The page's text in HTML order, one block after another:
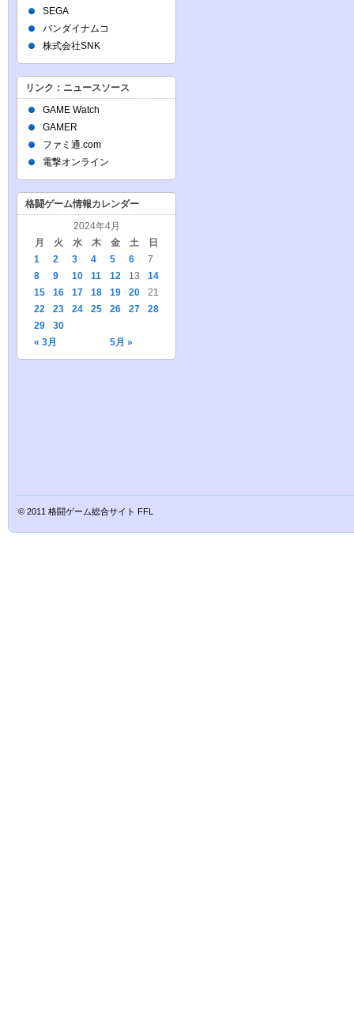
SEGA
バンダイナムコ
株式会社SNK
リンク：ニュースソース
GAME Watch
GAMER
ファミ通.com
電撃オンライン
格闘ゲーム情報カレンダー
2024年4月
月
火 水 木 金 土 日
« 3月 5月 »
1 2 3 4 5 6
7
8
9 10 11 12 13
14
15
16 17 18 19 20
21
22
23 24 25 26 27
28
29
30
© 2011 格闘ゲーム総合サイト FFL